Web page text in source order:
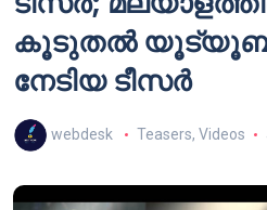
കൂടുതൽ
നേടിയ ടീസർ
webdesk Teasers, Videos